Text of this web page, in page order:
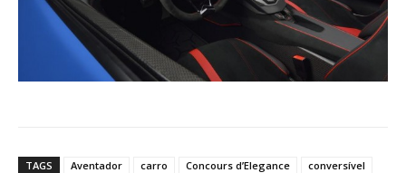
TAGS Aventador carro Concours d’Elegance
conversível